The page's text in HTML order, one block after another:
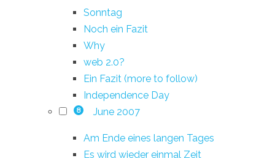
Sonntag
Noch ein Fazit
Why
web 2.0?
Ein Fazit (more to follow)
Independence Day
8 June 2007
Am Ende eines langen Tages
Es wird wieder einmal Zeit